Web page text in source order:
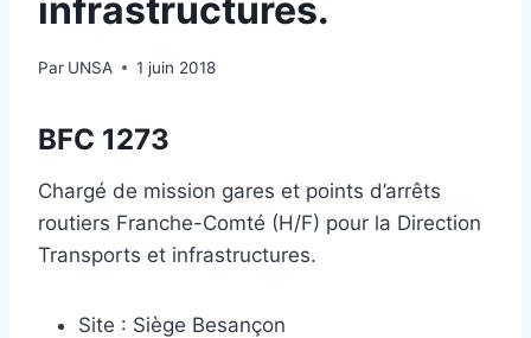
infrastructures.
Par UNSA 1 juin 2018
BFC 1273
Chargé de mission gares et points d’arrêts
routiers Franche-Comté (H/F) pour la Direction
Transports et infrastructures.
Site : Siège Besançon